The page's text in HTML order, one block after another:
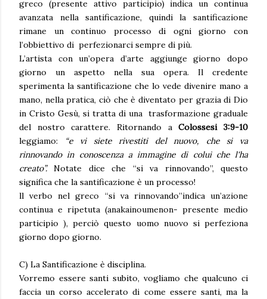
greco (presente attivo participio) indica un continua
avanzata nella santificazione, quindi la santificazione
rimane un continuo processo di ogni giorno con
l’obbiettivo di perfezionarci sempre di più.
L’artista con un’opera d’arte aggiunge giorno dopo
giorno un aspetto nella sua opera. Il credente
sperimenta la santificazione che lo vede divenire mano a
mano, nella pratica, ciò che è diventato per grazia di Dio
in Cristo Gesù, si tratta di una trasformazione graduale
del nostro carattere. Ritornando aColossesi 3:9-10
leggiamo:
“e vi siete rivestiti del nuovo, che si va
rinnovando in conoscenza a immagine di colui che l'ha
creato”.Notate dice che “si va rinnovando”, questo
significa che la santificazione è un processo!
ll verbo nel greco “si va rinnovando”indica un’azione
continua e ripetuta (anakainoumenon- presente medio
participio ), perciò questo uomo nuovo si perfeziona
giorno dopo giorno.
C) La Santificazione è disciplina.
Vorremo essere santi subito, vogliamo che qualcuno ci
faccia un corso accelerato di come essere santi, ma la